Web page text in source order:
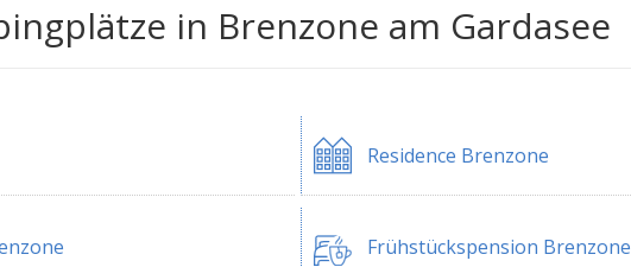
in Brenzone am Gardasee
Residence Brenzone
Frühstückspension Brenzone